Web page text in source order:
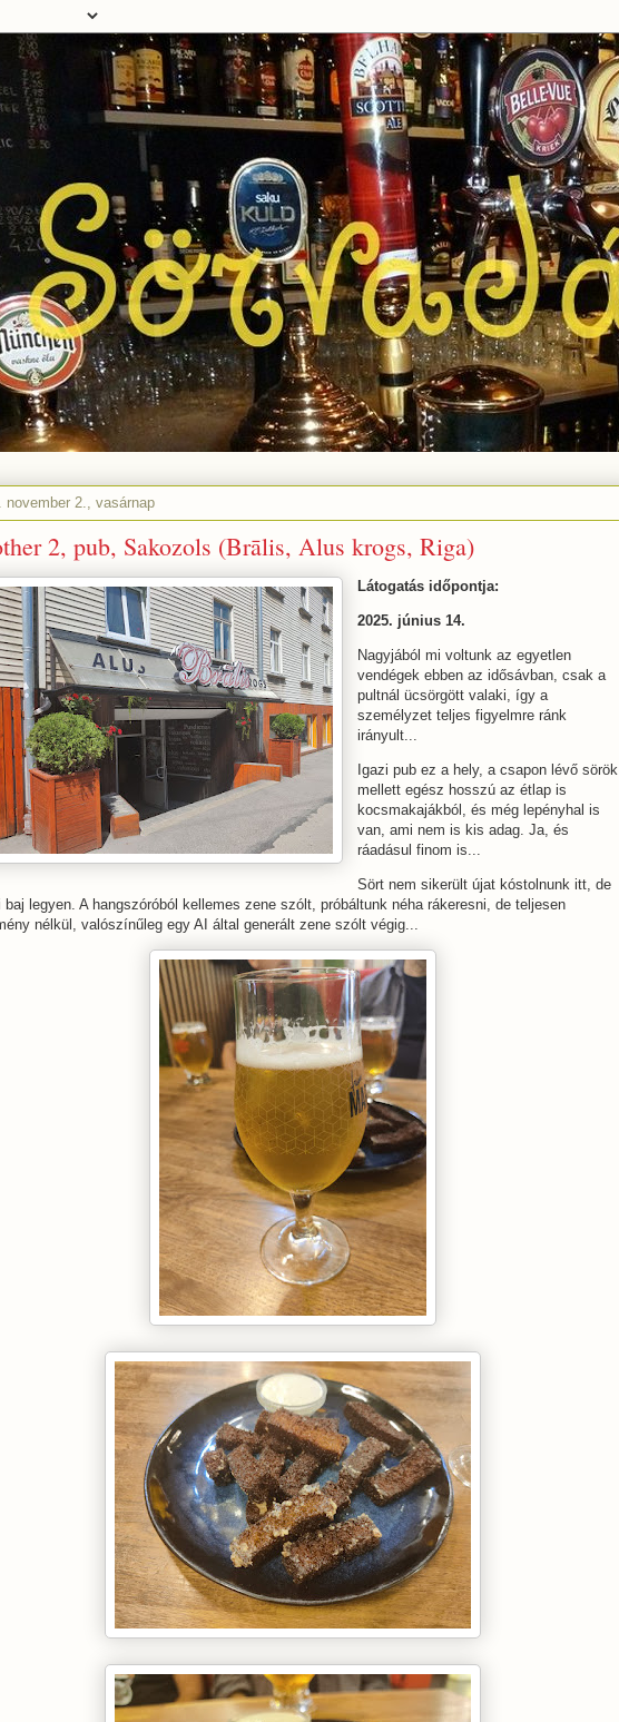
november 2., vasárnap
2, pub, Sakozols (Brālis, Alus krogs, Riga)
Látogatás időpontja:
2025. június 14.
Nagyjából mi voltunk az egyetlen
vendégek ebben az idősávban, csak a
pultnál ücsörgött valaki, így a
személyzet teljes figyelmre ránk
irányult...
Igazi pub ez a hely, a csapon lévő sörök
mellett egész hosszú az étlap is
kocsmakajákból, és még lepényhal is
van, ami nem is kis adag. Ja, és
ráadásul finom is...
Sört nem sikerült újat kóstolnunk itt, de
baj legyen. A hangszóróból kellemes zene szólt, próbáltunk néha rákeresni, de teljesen
nélkül, valószínűleg egy AI által generált zene szólt végig...